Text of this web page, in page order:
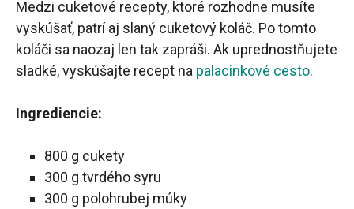
Medzi cuketové recepty, ktoré rozhodne musíte
vyskúšať, patrí aj slaný cuketový koláč. Po tomto
koláči sa naozaj len tak zapráši. Ak uprednostňujete
sladké, vyskúšajte recept na palacinkové cesto.
Ingrediencie:
800 g cukety
300 g tvrdého syru
300 g polohrubej múky